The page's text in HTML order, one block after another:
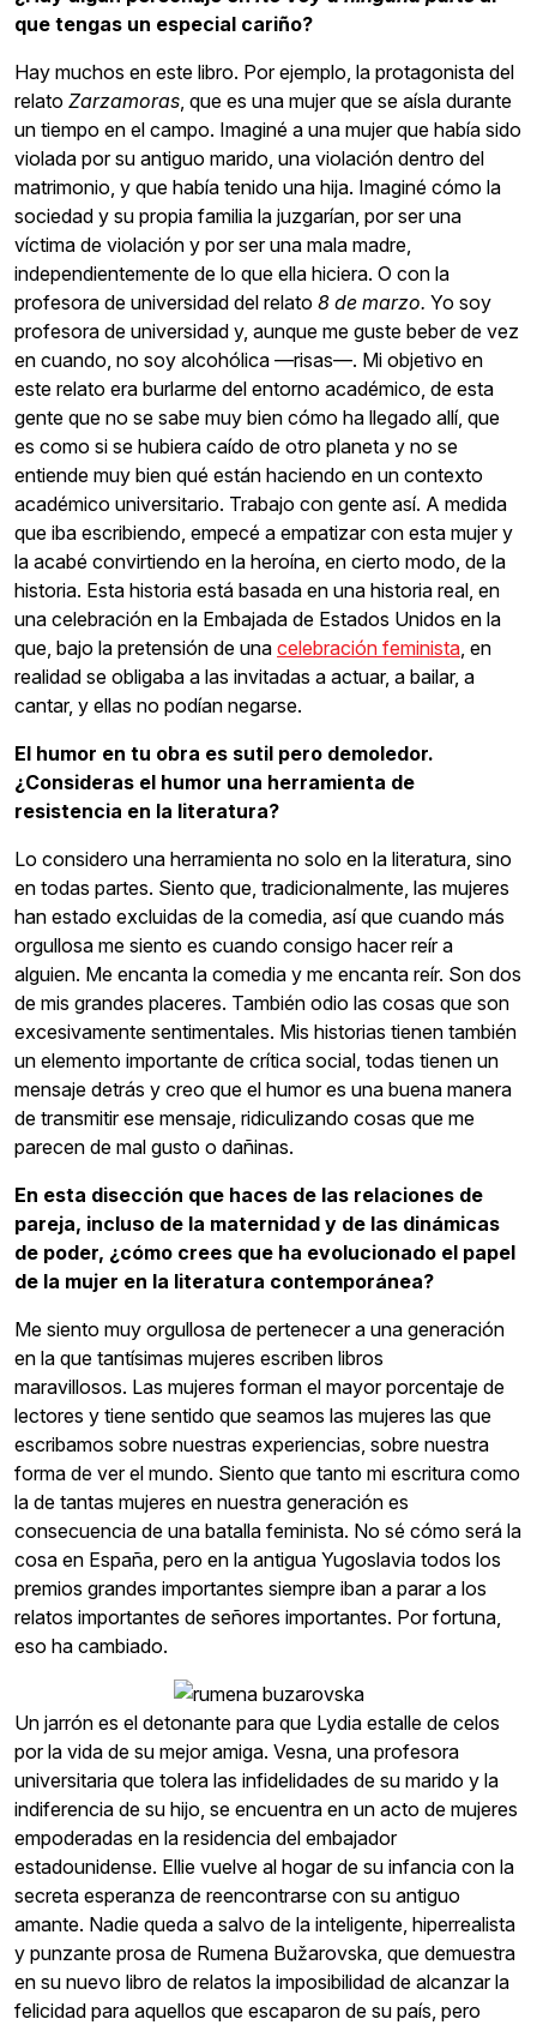
que tengas un especial cariño?
Hay muchos en este libro. Por ejemplo, la protagonista del
relato Zarzamoras, que es una mujer que se aísla durante
un tiempo en el campo. Imaginé a una mujer que había sido
violada por su antiguo marido, una violación dentro del
matrimonio, y que había tenido una hija. Imaginé cómo la
sociedad y su propia familia la juzgarían, por ser una
víctima de violación y por ser una mala madre,
independientemente de lo que ella hiciera. O con la
profesora de universidad del relato 8 de marzo. Yo soy
profesora de universidad y, aunque me guste beber de vez
en cuando, no soy alcohólica —risas—. Mi objetivo en
este relato era burlarme del entorno académico, de esta
gente que no se sabe muy bien cómo ha llegado allí, que
es como si se hubiera caído de otro planeta y no se
entiende muy bien qué están haciendo en un contexto
académico universitario. Trabajo con gente así. A medida
que iba escribiendo, empecé a empatizar con esta mujer y
la acabé convirtiendo en la heroína, en cierto modo, de la
historia. Esta historia está basada en una historia real, en
una celebración en la Embajada de Estados Unidos en la
que, bajo la pretensión de una celebración feminista, en
realidad se obligaba a las invitadas a actuar, a bailar, a
cantar, y ellas no podían negarse.
El humor en tu obra es sutil pero demoledor.
¿Consideras el humor una herramienta de
resistencia en la literatura?
Lo considero una herramienta no solo en la literatura, sino
en todas partes. Siento que, tradicionalmente, las mujeres
han estado excluidas de la comedia, así que cuando más
orgullosa me siento es cuando consigo hacer reír a
alguien. Me encanta la comedia y me encanta reír. Son dos
de mis grandes placeres. También odio las cosas que son
excesivamente sentimentales. Mis historias tienen también
un elemento importante de crítica social, todas tienen un
mensaje detrás y creo que el humor es una buena manera
de transmitir ese mensaje, ridiculizando cosas que me
parecen de mal gusto o dañinas.
En esta disección que haces de las relaciones de
pareja, incluso de la maternidad y de las dinámicas
de poder, ¿cómo crees que ha evolucionado el papel
de la mujer en la literatura contemporánea?
Me siento muy orgullosa de pertenecer a una generación
en la que tantísimas mujeres escriben libros
maravillosos. Las mujeres forman el mayor porcentaje de
lectores y tiene sentido que seamos las mujeres las que
escribamos sobre nuestras experiencias, sobre nuestra
forma de ver el mundo. Siento que tanto mi escritura como
la de tantas mujeres en nuestra generación es
consecuencia de una batalla feminista. No sé cómo será la
cosa en España, pero en la antigua Yugoslavia todos los
premios grandes importantes siempre iban a parar a los
relatos importantes de señores importantes. Por fortuna,
eso ha cambiado.
Un jarrón es el detonante para que Lydia estalle de celos
por la vida de su mejor amiga. Vesna, una profesora
universitaria que tolera las infidelidades de su marido y la
indiferencia de su hijo, se encuentra en un acto de mujeres
empoderadas en la residencia del embajador
estadounidense. Ellie vuelve al hogar de su infancia con la
secreta esperanza de reencontrarse con su antiguo
amante. Nadie queda a salvo de la inteligente, hiperrealista
y punzante prosa de Rumena Bužarovska, que demuestra
en su nuevo libro de relatos la imposibilidad de alcanzar la
felicidad para aquellos que escaparon de su país, pero